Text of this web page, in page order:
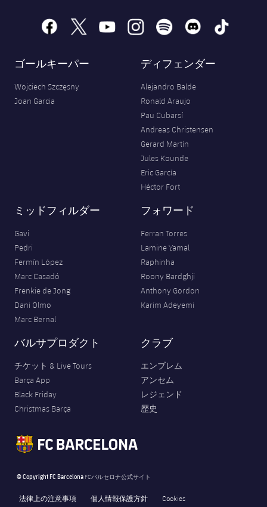
facebook
x youtubeinstagramspotify discord tiktok
ゴールキーパー
Wojciech Szczęsny
Joan Garcia
ディフェンダー
Alejandro Balde
Ronald Araujo
Pau Cubarsí
Andreas Christensen
Gerard Martín
Jules Kounde
Eric García
Héctor Fort
ミッドフィルダー
Gavi
Pedri
Fermín López
Marc Casadó
Frenkie de Jong
Dani Olmo
Marc Bernal
フォワード
Ferran Torres
Lamine Yamal
Raphinha
Roony Bardghji
Anthony Gordon
Karim Adeyemi
バルサプロダクト
チケット & Live Tours
Barça App
Black Friday
Christmas Barça
クラブ
エンブレム
アンセム
レジェンド
歴史
© Copyright FC Barcelona FCバルセロナ公式サイト
法律上の注意事項 個人情報保護方針 Cookies